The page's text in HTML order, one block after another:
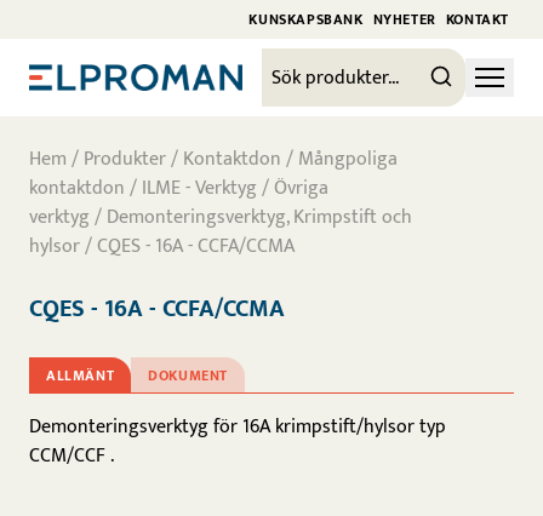
KUNSKAPSBANK NYHETER KONTAKT
Hem/Produkter/Kontaktdon/Mångpoliga
kontaktdon/ILME - Verktyg/Övriga
verktyg/Demonteringsverktyg, Krimpstift och
hylsor/ CQES - 16A - CCFA/CCMA
CQES - 16A - CCFA/CCMA
ALLMÄNT DOKUMENT
Demonteringsverktyg för 16A krimpstift/hylsor typ
CCM/CCF .